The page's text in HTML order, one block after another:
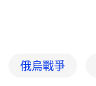
俄烏戰爭